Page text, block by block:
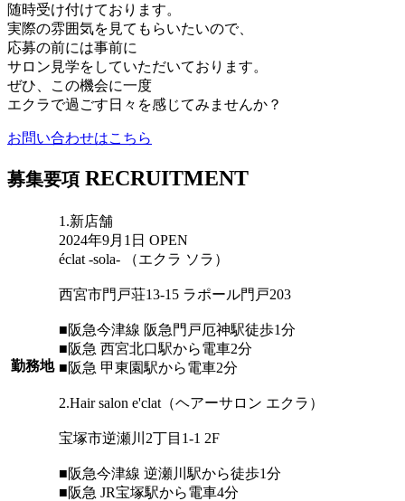
随時受け付けております。
実際の雰囲気を見てもらいたいので、
応募の前には事前に
サロン見学をしていただいております。
ぜひ、この機会に一度
エクラで過ごす日々を感じてみませんか？
お問い合わせはこちら
募集要項 RECRUITMENT
勤務地
1.新店舗
2024年9月1日 OPEN
éclat -sola- （エクラ ソラ）
西宮市門戸荘13-15 ラポール門戸203
■阪急今津線 阪急門戸厄神駅徒歩1分
■阪急 西宮北口駅から電車2分
■阪急 甲東園駅から電車2分
2.Hair salon e'clat（ヘアーサロン エクラ）
宝塚市逆瀬川2丁目1-1 2F
■阪急今津線 逆瀬川駅から徒歩1分
■阪急 JR宝塚駅から電車4分